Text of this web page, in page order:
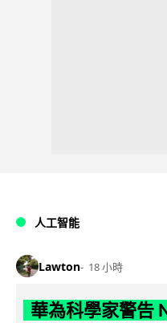
人工智能
Lawton 18 小時
華為科學家警告